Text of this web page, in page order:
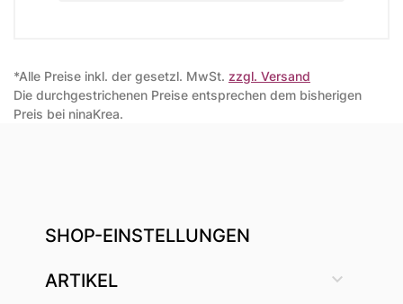
*Alle Preise inkl. der gesetzl. MwSt. zzgl. Versand
Die durchgestrichenen Preise entsprechen dem bisherigen
Preis bei ninaKrea.
SHOP-EINSTELLUNGEN
ARTIKEL 